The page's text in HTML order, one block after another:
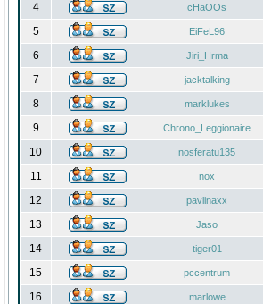
4 cHaOOs
5 EiFeL96
6
Jiri_Hrma
7 jacktalking
8 marklukes
9 Chrono_Leggionaire
10 nosferatu135
11 nox
12 pavlinaxx
13 Jaso
14 tiger01
15 pccentrum
16 marlowe